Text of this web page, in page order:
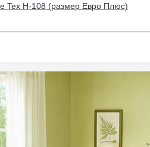
Tex H-108 (размер Евро Плюс)